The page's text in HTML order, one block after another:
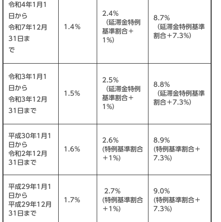
令和4年1月1
日から
令和7年12月
31日ま
で
1.4％
2.4%
（延滞金特例
基準割合＋
1%）
8.7%
（延滞金特例基準
割合＋7.3%）
令和3年1月1
日から
令和3年12月
31日まで
1.5%
2.5%
（延滞金特例
基準割合＋
1%）
8.8%
（延滞金特例基準
割合＋7.3%）
平成30年1月1
日から
令和2年12月
31日まで
1.6%
2.6%
(特例基準割合
＋1%)
8.9%
(特例基準割合＋
7.3%)
平成29年1月1
日から
平成29年12月
31日まで
1.7%
2.7%
(特例基準割合
＋1%)
9.0%
(特例基準割合＋
7.3%)